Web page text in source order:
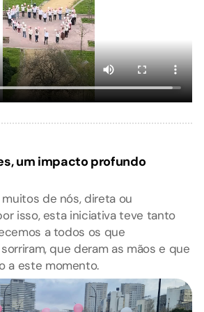
um impacto profundo
de nós, direta ou
isso, esta iniciativa teve tanto
a todos os que
que deram as mãos e que
a este momento.